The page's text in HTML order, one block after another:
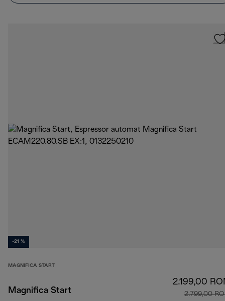
-21 %
MAGNIFICA START
Magnifica Start
2.199,00
2.799,00